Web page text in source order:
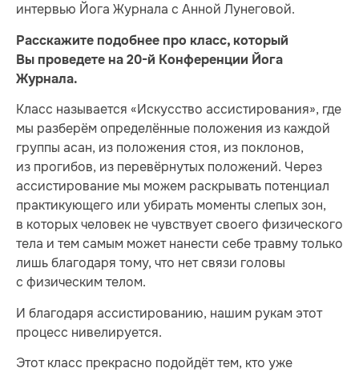
интервью Йога Журнала с Анной Лунеговой.
Расскажите подобнее про класс, который
Вы проведете на 20-й Конференции Йога
Журнала.
Класс называется «Искусство ассистирования», где
мы разберём определённые положения из каждой
группы асан, из положения стоя, из поклонов,
из прогибов, из перевёрнутых положений. Через
ассистирование мы можем раскрывать потенциал
практикующего или убирать моменты слепых зон,
в которых человек не чувствует своего физического
тела и тем самым может нанести себе травму только
лишь благодаря тому, что нет связи головы
с физическим телом.
И благодаря ассистированию, нашим рукам этот
процесс нивелируется.
Этот класс прекрасно подойдёт тем, кто уже